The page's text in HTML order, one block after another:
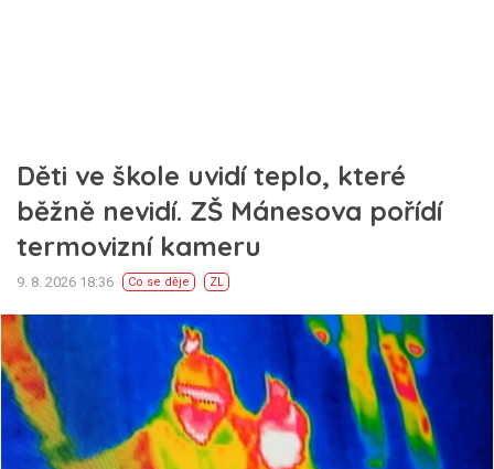
Děti ve škole uvidí teplo, které
běžně nevidí. ZŠ Mánesova pořídí
termovizní kameru
9. 8. 2026 18:36 Co se děje ZL